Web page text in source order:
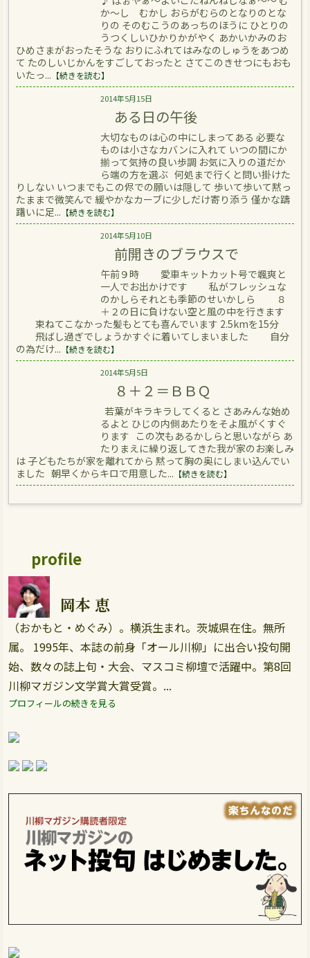
か〜し むかし おらがむらのとなりのとな
りの そのむこうのあっちのほうに ひとりの
うつくしいひかりかがやく あかいかみのお
ひめさまがおったそうな おりにふれてはみなのしゅうをあつめ
て たのしいじかんをすごしておったと さてこのきせつにもおも
いたっ... 【続きを読む】
2014年5月15日
ある日の午後
大切なものは心の中にしまってある 必要な
ものは小さなカバンに入れて いつの間にか
揃って気持の良い歩調 お気に入りの道だか
ら端の方を選ぶ 何処まで行くと問い掛けた
りしない いつまでもこの侭での願いは隠して 歩いて歩いて黙っ
たままで微笑んで 緩やかなカーブに少しだけ寄り添う 僅かな躊
躇いに足... 【続きを読む】
2014年5月10日
前開きのブラウスで
午前９時 愛車キットカット号で颯爽と
一人でお出かけです 私がフレッシュな
のかしらそれとも季節のせいかしら ８
＋２の日に負けない空と風の中を行きます
束ねてこなかった髪もとても喜んでいます 2.5kmを15分
飛ばし過ぎでしょうかすぐに着いてしまいました 自分
の為だけ... 【続きを読む】
2014年5月5日
８＋２＝ＢＢＱ
若葉がキラキラしてくると さあみんな始め
るよと ひじの内側あたりをそよ風がくすぐ
ります この次もあるかしらと思いながら あ
たりまえに繰り返してきた我が家のお楽しみ
は 子どもたちが家を離れてから 黙って胸の奥にしまい込んでい
ました 朝早くからキロで用意した... 【続きを読む】
profile
岡本 恵
（おかもと・めぐみ）。横浜生まれ。茨城県在住。無所
属。 1995年、本誌の前身「オール川柳」に出合い投句開
始、数々の誌上句・大会、マスコミ柳壇で活躍中。第8回
川柳マガジン文学賞大賞受賞。...
プロフィールの続きを見る